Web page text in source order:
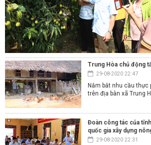
Trung Hòa chủ động
29-08-2020 22:47
Nắm bắt nhu cầu
trên địa bàn xã Trung
Đoàn công tác của
quốc gia xây dựng
29-08-2020 22:31